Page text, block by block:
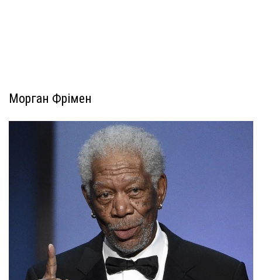
Морган Фрімен